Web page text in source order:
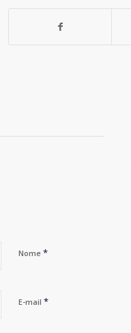
Nome *
E-mail *